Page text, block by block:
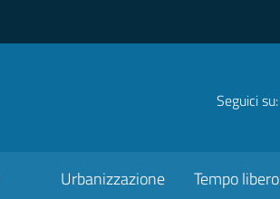
Seguici su:
Urbanizzazione Tempo libero